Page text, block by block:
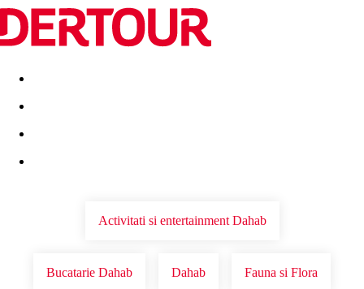
Destinatii Vacanta perfecta OFERTE DE NERATAT
Activitati si entertainment Dahab
Bucatarie Dahab Dahab Fauna si Flora